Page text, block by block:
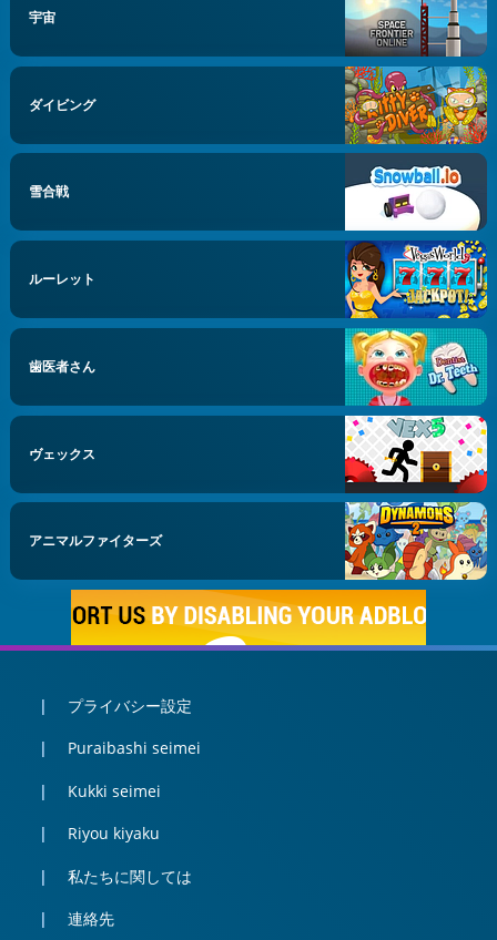
宇宙
ダイビング
雪合戦
ルーレット
歯医者さん
ヴェックス
アニマルファイターズ
プライバシー設定
Puraibashi seimei
Kukki seimei
Riyou kiyaku
私たちに関しては
連絡先